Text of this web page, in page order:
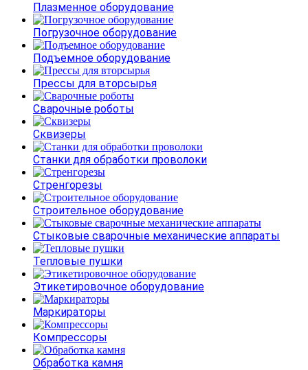
Плазменное оборудование
Погрузочное оборудование
Подъемное оборудование
Прессы для вторсырья
Сварочные роботы
Сквизеры
Станки для обработки проволоки
Стренгорезы
Строительное оборудование
Стыковые сварочные механические аппараты
Тепловые пушки
Этикетировочное оборудование
Маркираторы
Компрессоры
Обработка камня